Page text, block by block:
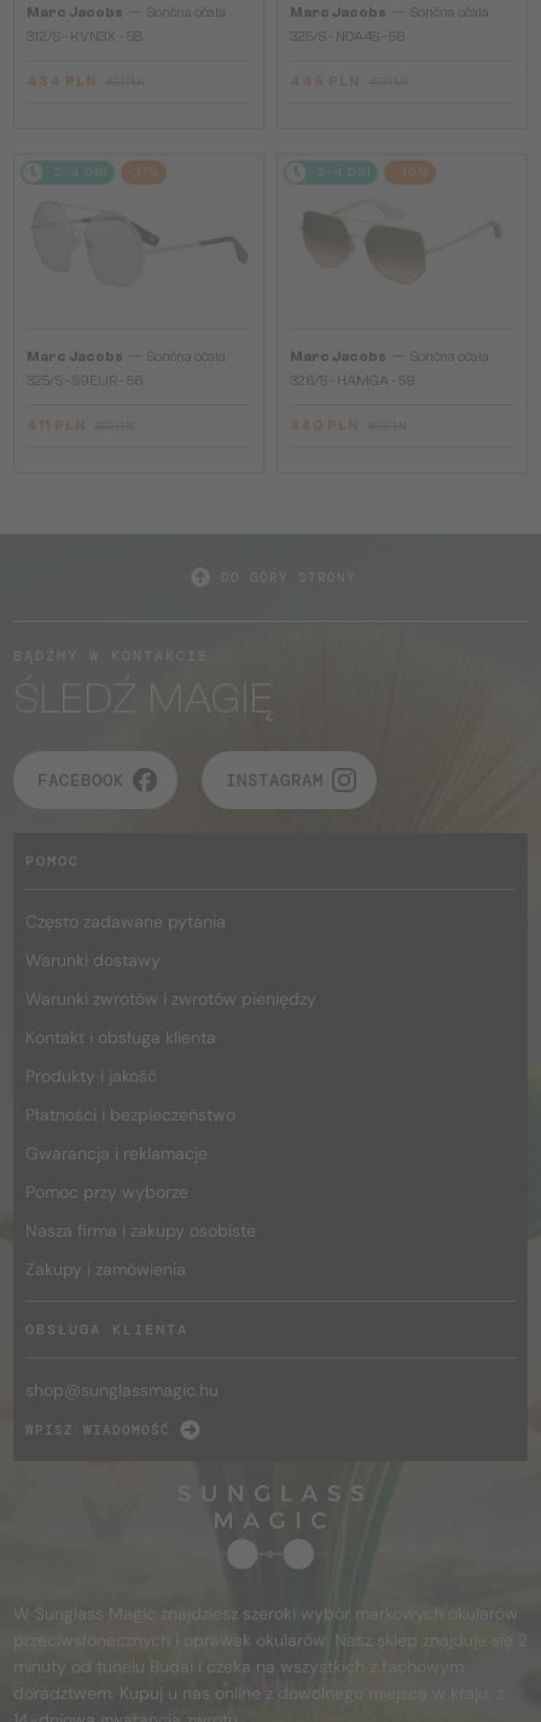
Marc Jacobs
Sončna očala
312/S - KVN3X - 58
434 PLN
Marc Jacobs
Sončna očala
325/S - NOA4S - 56
446 PLN
2-4 DNI -17%
Marc Jacobs
Sončna očala
325/S - S9EUR - 56
411 PLN
2-4 DNI -30%
Marc Jacobs
Sončna očala
326/S - HAMGA - 59
340 PLN
ŚLEDŹ MAGIĘ
FACEBOOK INSTAGRAM
POMOC
Często zadawane pytania
Warunki dostawy
Warunki zwrotów i zwrotów pieniędzy
Kontakt i obsługa klienta
Produkty i jakość
Płatności i bezpieczeństwo
Gwarancja i reklamacje
Pomoc przy wyborze
Nasza firma i zakupy osobiste
Zakupy i zamówienia
OBSŁUGA KLIENTA
shop@sunglassmagic.hu
WPISZ WIADOMOŚĆ
W Sunglass Magic znajdziesz szeroki wybór markowych okularów
przeciwsłonecznych i oprawek okularów. Nasz sklep znajduje się 2
minuty od tunelu Budai i czeka na wszystkich z fachowym
doradztwem. Kupuj u nas online z dowolnego miejsca w kraju, z